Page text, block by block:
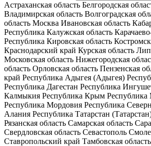
Астраханская область Белгородская
Владимирская область Волгоградская
область Москва Ивановская область
Республика Калужская область
Республика Кировская область
Краснодарский край Курская область
Московская область Нижегородская
область Орловская область Пензенская
край Республика Адыгея (Адыгея)
Республика Дагестан Республика
Калмыкия Республика Крым
Республика Мордовия Республика
Алания Республика Татарстан
Рязанская область Самарская область
Свердловская область Севастополь
Ставропольский край Тамбовская область